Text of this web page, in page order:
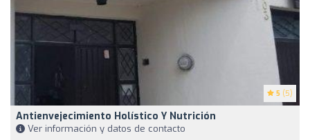
5 (5)
Antienvejecimiento Holístico Y Nutrición
Ver información y datos de contacto